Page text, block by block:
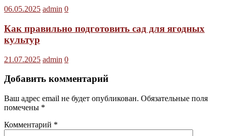
06.05.2025 admin 0
Как правильно подготовить сад для ягодных
культур
21.07.2025 admin 0
Добавить комментарий
Ваш адрес email не будет опубликован. Обязательные поля
помечены *
Комментарий *